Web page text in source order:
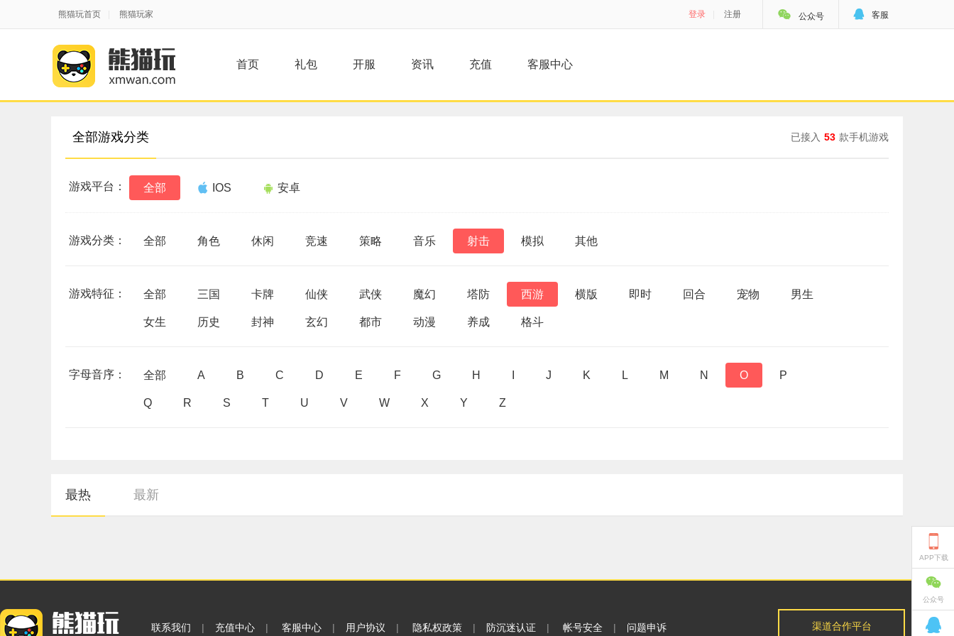
熊猫玩首页 熊猫玩家 登录 注册  公众号  客服
首页 礼包 开服 资讯 充值 客服中心
全部游戏分类 已接入 53 款手机游戏
游戏平台： 全部 IOS 安卓
游戏分类： 全部 角色 休闲 竞速 策略 音乐 射击 模拟 其他
游戏特征： 全部 三国 卡牌 仙侠 武侠 魔幻 塔防 西游 横版 即时 回合 宠物 男生
女生 历史 封神 玄幻 都市 动漫 养成 格斗
字母音序： 全部 A B C D E F G H J K L M N O P
Q R S T U V W X Y Z
最热 最新
联系我们 | 充值中心 | 客服中心 | 用户协议 | 隐私权政策 | 防沉迷认证 | 帐号安全 | 问题申诉 渠道合作平台

APP下载

公众号
